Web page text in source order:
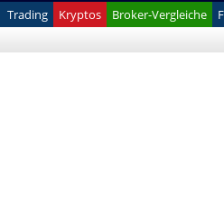
Trading Kryptos Broker-Vergleiche